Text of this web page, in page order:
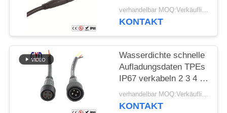
Connector Large Flat
Plug und Sockel
verhandelbar MOQ:Verkäuflich
KONTAKT
Wasserdichte schnelle
Aufladungsdaten TPEs
IP67 verkabeln 2 3 4 5
Pin Cable
verhandelbar MOQ:Verkäuflich
KONTAKT